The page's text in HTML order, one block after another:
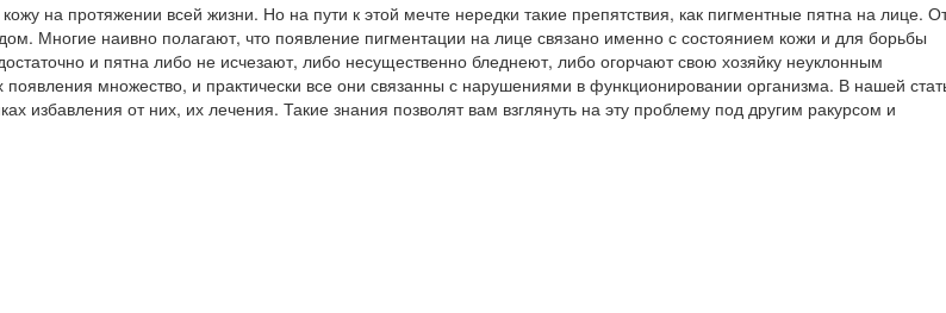
на протяжении всей жизни. Но на пути к этой мечте нередки такие препятствия, как пигментные пятна на лице.
Многие наивно полагают, что появление пигментации на лице связано именно с состоянием кожи и для борьбы
и пятна либо не исчезают, либо несущественно бледнеют, либо огорчают свою хозяйку неуклонным
множество, и практически все они связанны с нарушениями в функционировании организма. В нашей
от них, их лечения. Такие знания позволят вам взглянуть на эту проблему под другим ракурсом и